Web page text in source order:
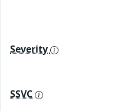
Severity
SSVC